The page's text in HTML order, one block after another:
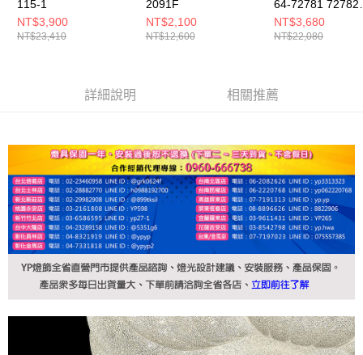
115-1
NT$3,900
NT$23,410
2091F
NT$2,100
NT$12,600
64-72781 72782
72783 72784
NT$3,680
NT$22,080
詳細說明 相關推薦